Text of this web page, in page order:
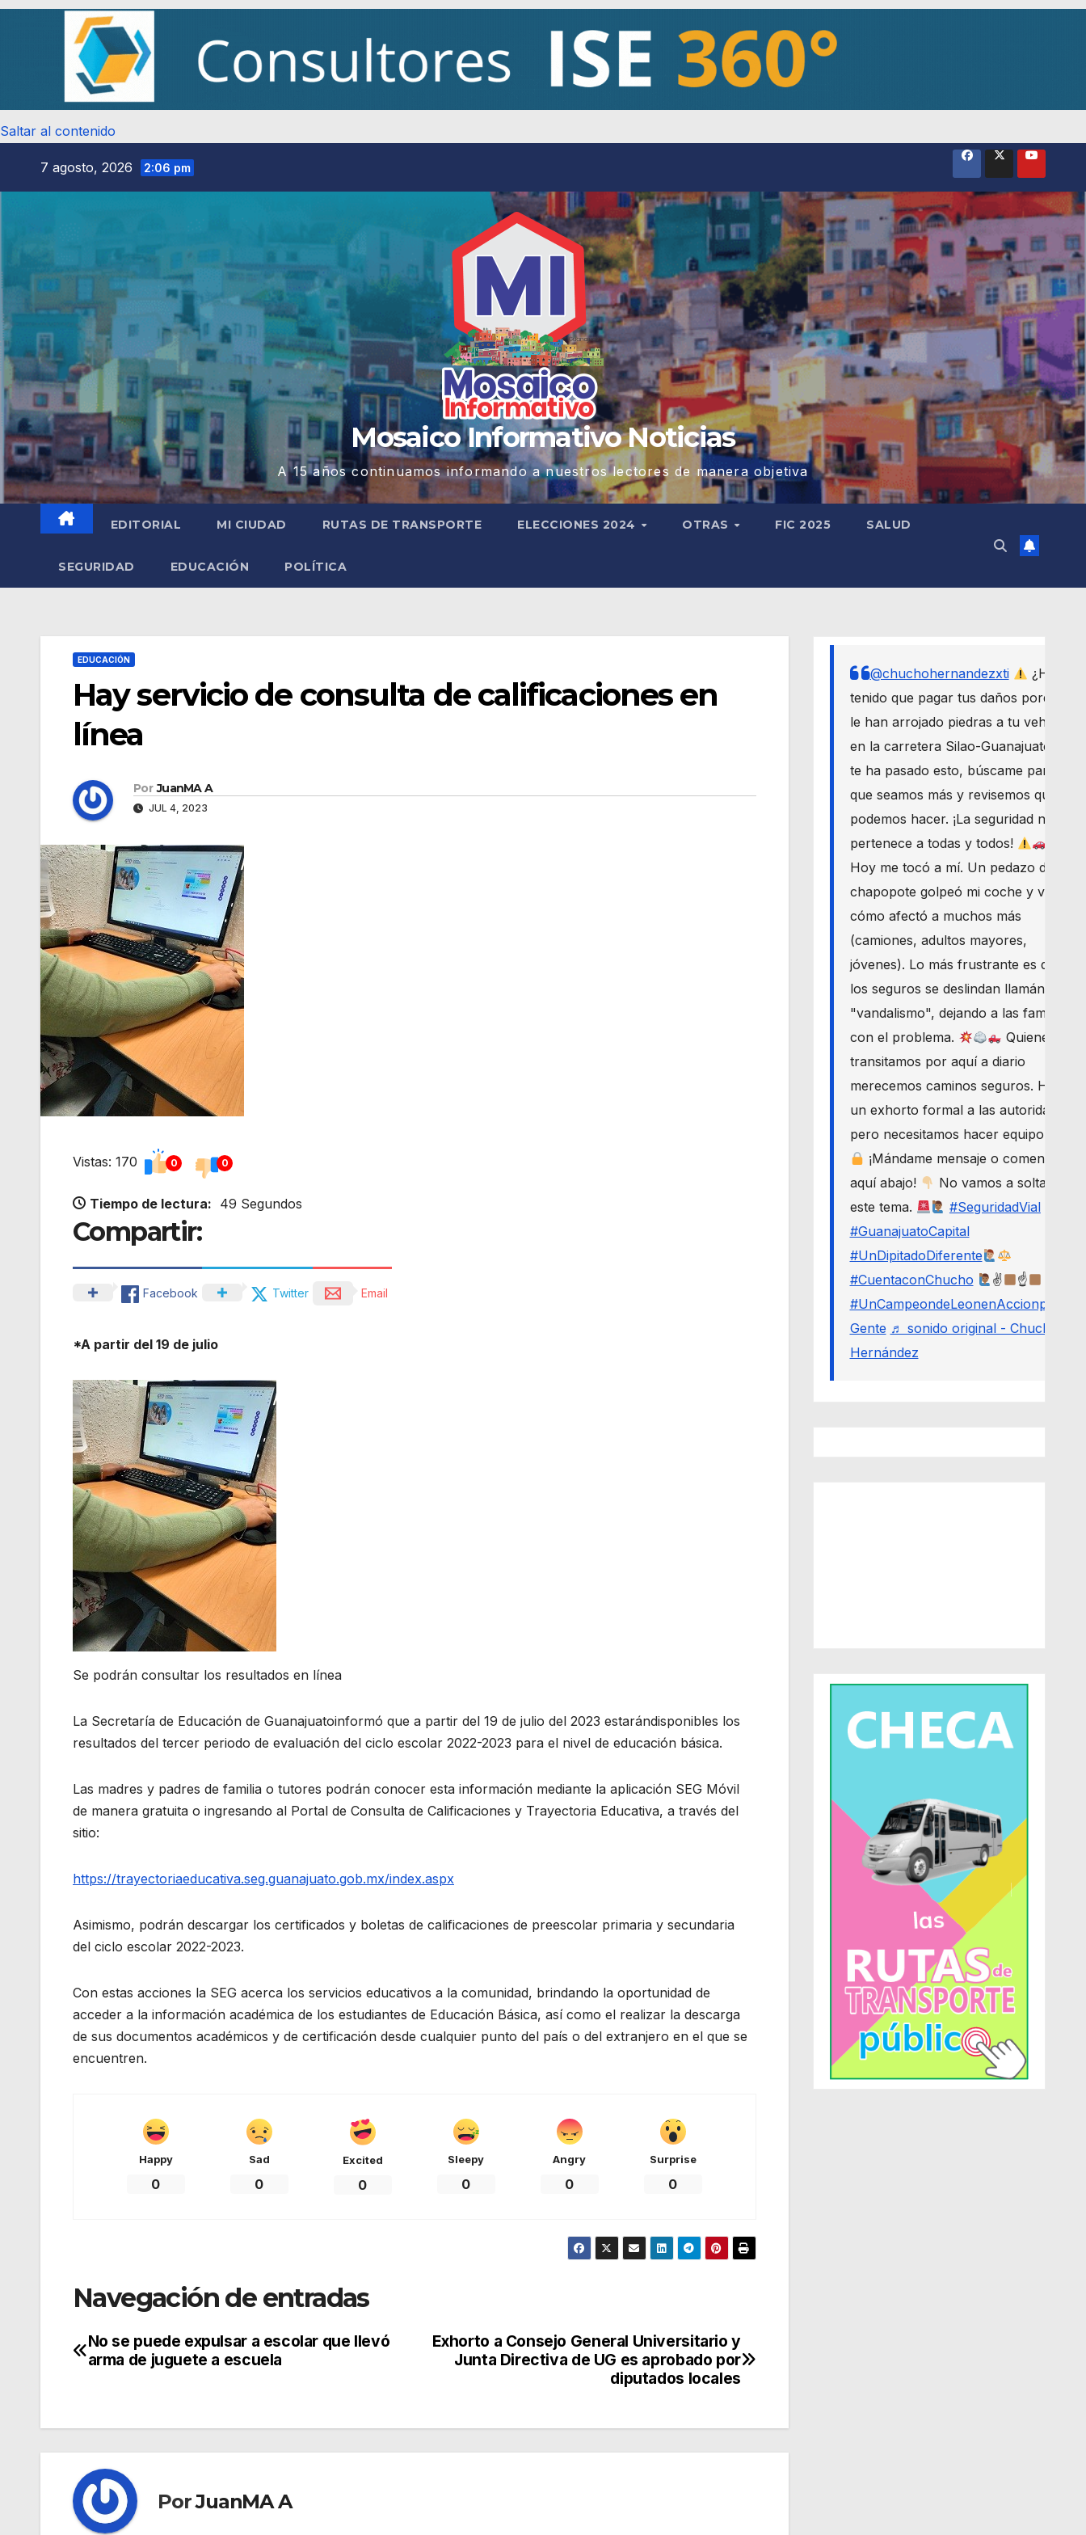
Saltar al contenido
7 agosto, 2026 2:06 pm
Mosaico Informativo Noticias
A 15 años continuamos informando a nuestros lectores de manera objetiva
EDITORIAL MI CIUDAD RUTAS DE TRANSPORTE ELECCIONES 2024 OTRAS FIC 2025 SALUD
SEGURIDAD EDUCACIÓN POLÍTICA
EDUCACIÓN
Hay servicio de consulta de calificaciones en
línea
Por JuanMA A
JUL 4, 2023
Vistas: 170 0 0
Tiempo de lectura: 49 Segundos
Compartir:
Facebook Twitter Email
*A partir del 19 de julio
Se podrán consultar los resultados en línea
La Secretaría de Educación de Guanajuatoinformó que a partir del 19 de julio del 2023 estarándisponibles los
resultados del tercer periodo de evaluación del ciclo escolar 2022-2023 para el nivel de educación básica.
Las madres y padres de familia o tutores podrán conocer esta información mediante la aplicación SEG Móvil
de manera gratuita o ingresando al Portal de Consulta de Calificaciones y Trayectoria Educativa, a través del
sitio:
https://trayectoriaeducativa.seg.guanajuato.gob.mx/index.aspx
Asimismo, podrán descargar los certificados y boletas de calificaciones de preescolar primaria y secundaria
del ciclo escolar 2022-2023.
Con estas acciones la SEG acerca los servicios educativos a la comunidad, brindando la oportunidad de
acceder a la información académica de los estudiantes de Educación Básica, así como el realizar la descarga
de sus documentos académicos y de certificación desde cualquier punto del país o del extranjero en el que se
encuentren.
Happy
0
Sad
0
Excited
0
Sleepy
0
Angry
0
Surprise
0
Navegación de entradas
Exhorto a Consejo General Universitario y
Junta Directiva de UG es aprobado por
diputados locales
No se puede expulsar a escolar que llevó
arma de juguete a escuela
PorJuanMA A
@chuchohernandezxti
¿Has
tenido que pagar tus daños porque
le han arrojado piedras a tu vehículo
en la carretera Silao-Guanajuato? Si
te ha pasado esto, búscame para
que seamos más y revisemos qué
podemos hacer. ¡La seguridad nos
pertenece a todas y todos!
Hoy me tocó a mí. Un pedazo de
chapopote golpeó mi coche y vi
cómo afectó a muchos más
(camiones, adultos mayores,
jóvenes). Lo más frustrante es que
los seguros se deslindan llamándolo
"vandalismo", dejando a las familias
con el problema.
Quienes
transitamos por aquí a diario
merecemos caminos seguros. Haré
un exhorto formal a las autoridades,
pero necesitamos hacer equipo.
¡Mándame mensaje o comenta
aquí abajo!
No vamos a soltar
este tema.
#SeguridadVial
#GuanajuatoCapital
#UnDipitadoDiferente
#CuentaconChucho
✌
☝
#UnCampeondeLeonenAccionporLa
Gente ♬ sonido original - Chucho
Hernández